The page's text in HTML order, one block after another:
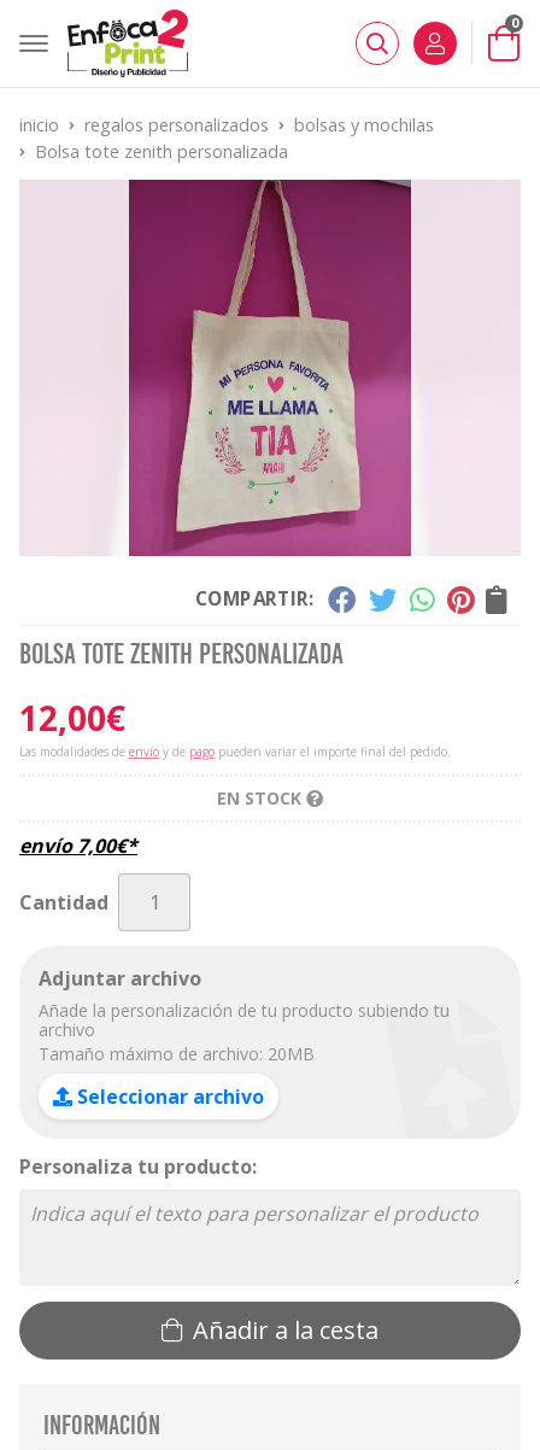
Buscar
0
inicio regalos personalizados
bolsas y mochilas
Bolsa tote zenith personalizada
COMPARTIR:
Bolsa tote zenith personalizada
12,00€
Las modalidades de envío y de pago pueden variar el importe final del pedido.
EN STOCK
envío 7,00€*
Cantidad
Adjuntar archivo
Añade la personalización de tu producto subiendo tu
archivo
Tamaño máximo de archivo: 20MB
Seleccionar archivo
Personaliza tu producto:
Añadir a la cesta
Información